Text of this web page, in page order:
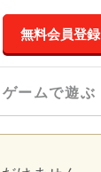
無料会員登録
ゲームで遊ぶ